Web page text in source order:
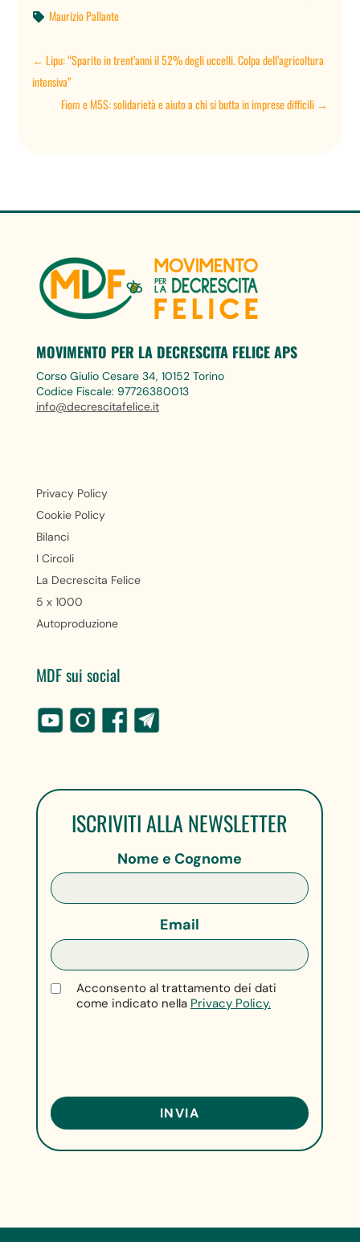
 Maurizio Pallante
←Lipu: “Sparito in trent’anni il 52% degli uccelli. Colpa dell’agricoltura
intensiva”
Fiom e M5S: solidarietà e aiuto a chi si butta in imprese difficili→
MOVIMENTO PER LA DECRESCITA FELICE APS
Corso Giulio Cesare 34, 10152 Torino
Codice Fiscale: 97726380013
info@decrescitafelice.it
Privacy Policy
Cookie Policy
Bilanci
I Circoli
La Decrescita Felice
5 x 1000
Autoproduzione
MDF sui social
ISCRIVITI ALLA NEWSLETTER
Nome e Cognome
Email
Acconsento al trattamento dei dati
come indicato nella Privacy Policy.